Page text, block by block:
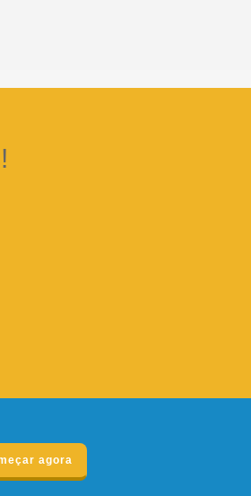
agora